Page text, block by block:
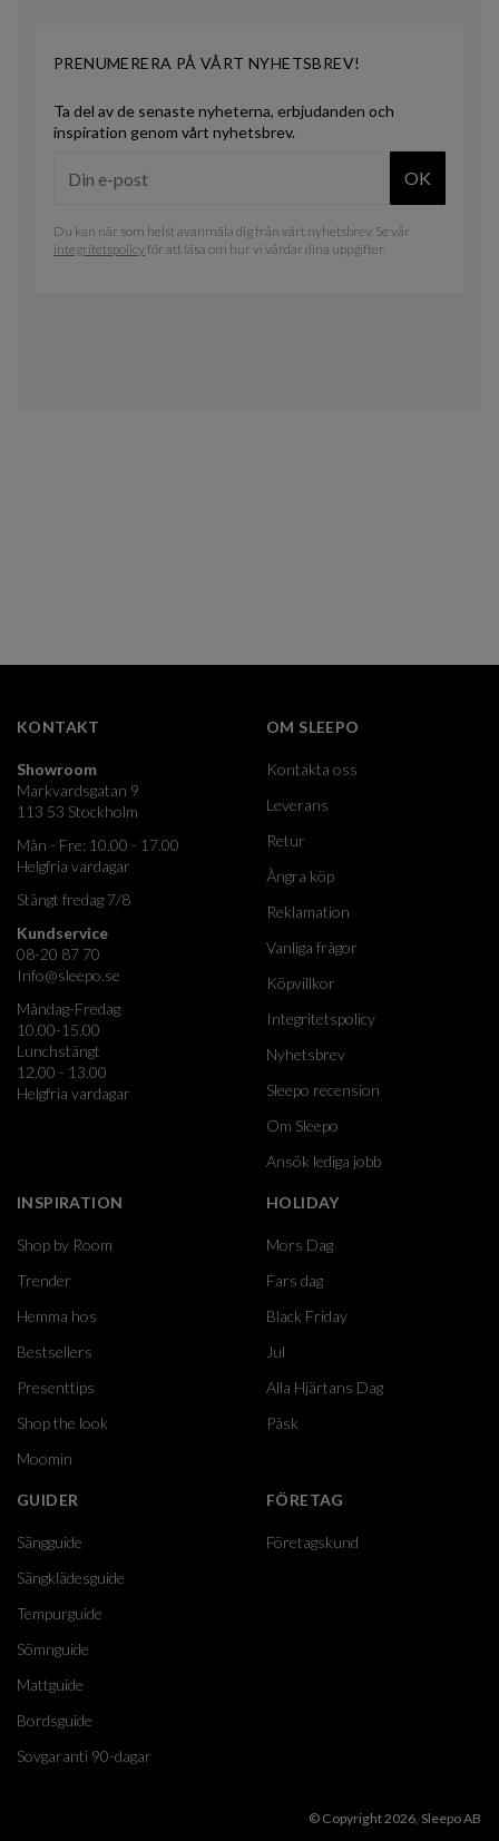
PRENUMERERA PÅ VÅRT NYHETSBREV!
Ta del av de senaste nyheterna, erbjudanden och
inspiration genom vårt nyhetsbrev.
OK
Du kan när som helst avanmäla dig från vårt nyhetsbrev. Se vår
integritetspolicyför att läsa om hur vi vårdar dina uppgifter.
KONTAKT
Showroom
Markvardsgatan 9
113 53 Stockholm
Mån - Fre: 10.00 - 17.00
Helgfria vardagar
Stängt fredag 7/8
Kundservice
08-20 87 70
Info@sleepo.se
Måndag-Fredag
10.00-15.00
Lunchstängt
12.00 - 13.00
Helgfria vardagar
OM SLEEPO
Kontakta oss
Leverans
Retur
Ångra köp
Reklamation
Vanliga frågor
Köpvillkor
Integritetspolicy
Nyhetsbrev
Sleepo recension
Om Sleepo
Ansök lediga jobb
INSPIRATION
Shop by Room
Trender
Hemma hos
Bestsellers
Presenttips
Shop the look
Moomin
HOLIDAY
Mors Dag
Fars dag
Black Friday
Jul
Alla Hjärtans Dag
Påsk
GUIDER
Sängguide
Sängklädesguide
Tempurguide
Sömnguide
Mattguide
Bordsguide
Sovgaranti 90-dagar
FÖRETAG
Företagskund
© Copyright 2026, Sleepo AB